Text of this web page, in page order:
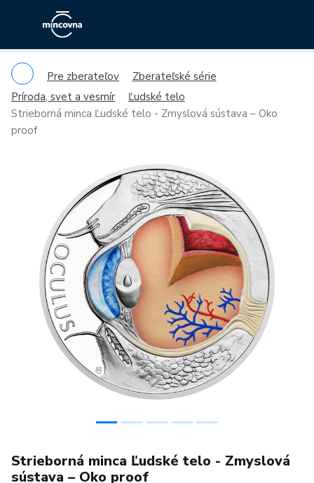
Pre zberateľov
Zberateľské série
Príroda, svet a vesmír
Ľudské telo
Strieborná minca Ľudské telo - Zmyslová sústava – Oko
proof
Previous
Strieborná minca Ľudské telo - Zmyslová
sústava – Oko proof